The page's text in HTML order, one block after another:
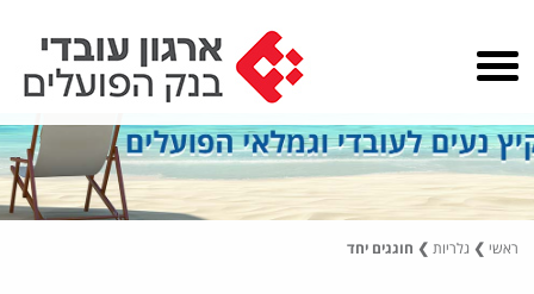
ראשי ❯ גלריות ❯ חוגגים יחד